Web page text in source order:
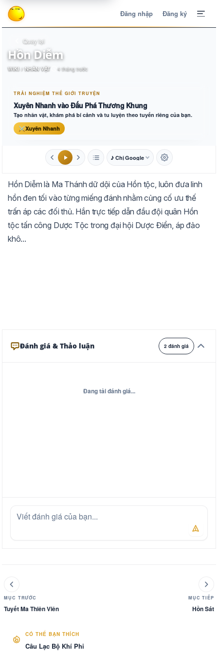
Đăng nhập Đăng ký
Quay lại
Hồn Diễm
WIKI / NHÂN VẬT 4 tháng trước
TRẢI NGHIỆM THẾ GIỚI TRUYỆN
Xuyên Nhanh vào Đấu Phá Thương Khung
Tạo nhân vật, khám phá bí cảnh và tu luyện theo tuyến riêng của bạn.
⚔Xuyên Nhanh
♪ Chị Google
Mặc định Tự chuyển
Trắng Ngà Vàng
Hồn Diễm là Ma Thánh dữ dội của Hồn tộc, luôn đưa linh
hồn đen tối vào từng miếng đánh nhằm củng cố ưu thế
trấn áp các đối thủ. Hắn trực tiếp dẫn đầu đội quân Hồn
tộc tấn công Dược Tộc trong đại hội Dược Điển, áp đảo
khô...
Đánh giá & Thảo luận 2 đánh giá
Đang tải đánh giá...
MỤC TRƯỚC
Tuyết Ma Thiên Viên
MỤC TIẾP
Hồn Sát
CÓ THỂ BẠN THÍCH
Câu Lạc Bộ Khí Phi